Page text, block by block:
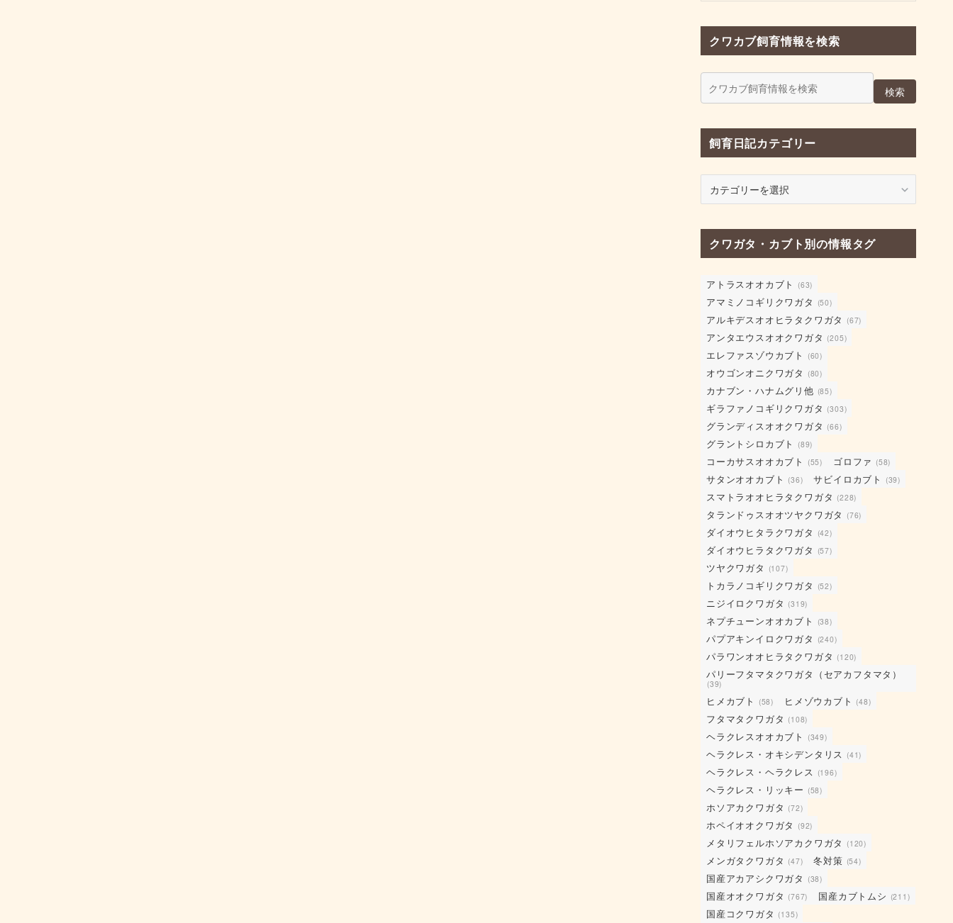
クワカブ飼育情報を検索
検索
飼育日記カテゴリー
記
カ
テ
リ
ー
クワガタ・カブト別の情報タグ
アトラスオオカブト (63)
アマミノコギリクワガタ (50)
アルキデスオオヒラタクワガタ (67)
アンタエウスオオクワガタ (205)
エレファスゾウカブト (60)
オウゴンオニクワガタ (80)
カナブン・ハナムグリ他 (85)
ギラファノコギリクワガタ (303)
グランディスオオクワガタ (66)
グラントシロカブト (89)
コーカサスオオカブト (55) ゴロファ (58)
サタンオオカブト (36) サビイロカブト (39)
スマトラオオヒラタクワガタ (228)
タランドゥスオオツヤクワガタ (76)
ダイオウヒタラクワガタ (42)
ダイオウヒラタクワガタ (57)
ツヤクワガタ (107)
トカラノコギリクワガタ (52)
ニジイロクワガタ (319)
ネプチューンオオカブト (38)
パプアキンイロクワガタ (240)
パラワンオオヒラタクワガタ (120)
パリーフタマタクワガタ（セアカフタマタ）
(39)
ヒメカブト (58) ヒメゾウカブト (48)
フタマタクワガタ (108)
ヘラクレスオオカブト (349)
ヘラクレス・オキシデンタリス (41)
ヘラクレス・ヘラクレス (196)
ヘラクレス・リッキー (58)
ホソアカクワガタ (72)
ホペイオオクワガタ (92)
メタリフェルホソアカクワガタ (120)
メンガタクワガタ (47) 冬対策 (54)
国産アカアシクワガタ (38)
国産オオクワガタ (767) 国産カブトムシ (211)
国産コクワガタ (135)